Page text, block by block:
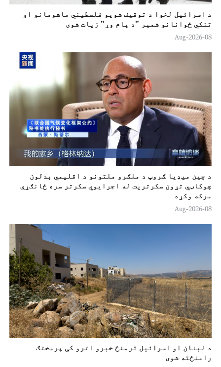
د اسرائيل لخوا د توقيف شویو فلسطیني ماشومانو او
تنکي ځوانانو شمېر "د پام وړ" زیات شوی
08-Aug-2026
د چين ميډيا ګروپ د ملګرو ملتونو د اقلیمي بدلون
چوکاټي تړون سکرتريت له اجرایوي سکرتر سره ځانګړې
مرکه وکړه
08-Aug-2026
د لبنان او اسرائیل ترمنځ خبرو اترو کې پرمختګ
رامنځته شوی